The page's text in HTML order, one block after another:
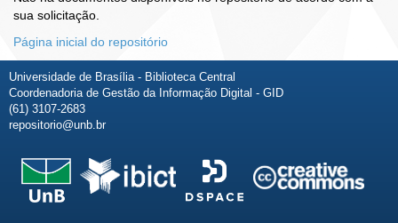
sua solicitação.
Página inicial do repositório
Universidade de Brasília - Biblioteca Central
Coordenadoria de Gestão da Informação Digital - GID
(61) 3107-2683
repositorio@unb.br